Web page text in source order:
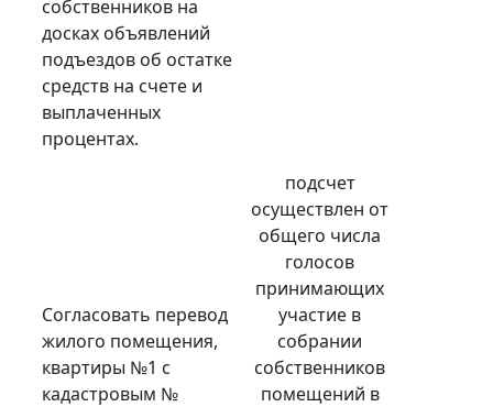
собственников на
досках объявлений
подъездов об остатке
средств на счете и
выплаченных
процентах.
Согласовать перевод
жилого помещения,
квартиры №1 с
кадастровым №
подсчет
осуществлен от
общего числа
голосов
принимающих
участие в
собрании
собственников
помещений в